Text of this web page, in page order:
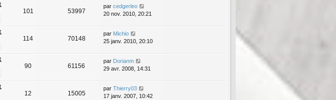
101 53997
par cedgerleo
20 nov. 2010, 20:21
114 70148
par Michio
25 janv. 2010, 20:10
90 61156
par Dorianm
29 avr. 2008, 14:31
12 15005
par Thierry03
17 janv. 2007, 10:42